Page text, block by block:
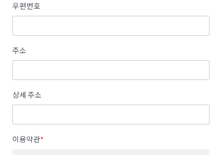
우편번호
주소
상세 주소
이용약관*